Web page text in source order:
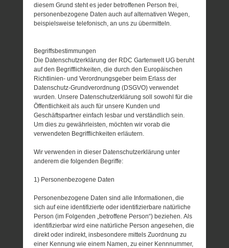
diesem Grund steht es jeder betroffenen Person frei,
personenbezogene Daten auch auf alternativen Wegen,
beispielsweise telefonisch, an uns zu übermitteln.
Begriffsbestimmungen
Die Datenschutzerklärung der RDC Gartenwelt UG beruht
auf den Begrifflichkeiten, die durch den Europäischen
Richtlinien- und Verordnungsgeber beim Erlass der
Datenschutz-Grundverordnung (DSGVO) verwendet
wurden. Unsere Datenschutzerklärung soll sowohl für die
Öffentlichkeit als auch für unsere Kunden und
Geschäftspartner einfach lesbar und verständlich sein.
Um dies zu gewährleisten, möchten wir vorab die
verwendeten Begrifflichkeiten erläutern.
Wir verwenden in dieser Datenschutzerklärung unter
anderem die folgenden Begriffe:
1) Personenbezogene Daten
Personenbezogene Daten sind alle Informationen, die
sich auf eine identifizierte oder identifizierbare natürliche
Person (im Folgenden „betroffene Person“) beziehen. Als
identifizierbar wird eine natürliche Person angesehen, die
direkt oder indirekt, insbesondere mittels Zuordnung zu
einer Kennung wie einem Namen, zu einer Kennnummer,